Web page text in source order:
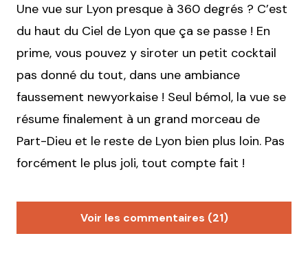
Une vue sur Lyon presque à 360 degrés ? C’est
du haut du Ciel de Lyon que ça se passe ! En
prime, vous pouvez y siroter un petit cocktail
pas donné du tout, dans une ambiance
faussement newyorkaise ! Seul bémol, la vue se
résume finalement à un grand morceau de
Part-Dieu et le reste de Lyon bien plus loin. Pas
forcément le plus joli, tout compte fait !
Voir les commentaires (21)